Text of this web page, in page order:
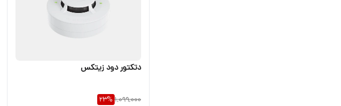
دتکتور دود زیتکس
1,099,000
23%